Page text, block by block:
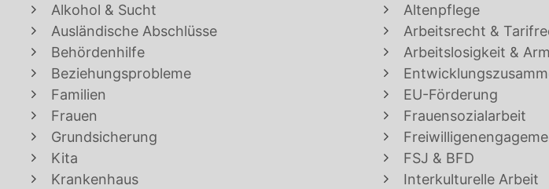
Alkohol & Sucht
Ausländische Abschlüsse
Behördenhilfe
Beziehungsprobleme
Familien
Frauen
Grundsicherung
Kita
Krankenhaus
Altenpflege
Arbeitsrecht &
Arbeitslosigkeit &
EU-Förderung
Frauensozialarbeit
FSJ & BFD
Interkulturelle Arbeit